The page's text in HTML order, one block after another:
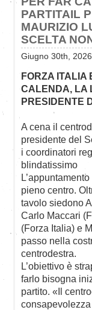
PARTITAIL
MAURIZIO
SCELTA
Giugno 30th,
FORZA ITALIA
CALENDA, LA
PRESIDENTE
A cena il
presidente del
i coordinatori
blindatissimo
pieno centro.
tavolo siedono
Carlo Maccari
(Forza Italia) e
passo nella
centrodestra.
L’obiettivo è
farlo bisogna
partito. «Il